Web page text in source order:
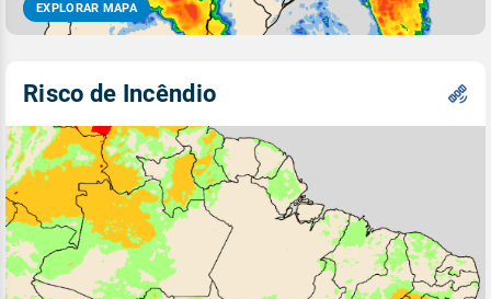
EXPLORAR MAPA
Risco de Incêndio